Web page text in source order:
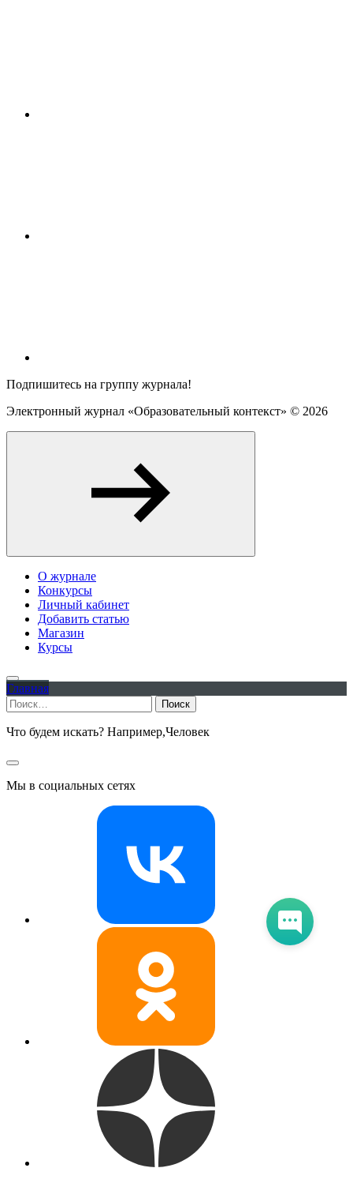
Подпишитесь на группу журнала!
Электронный журнал «Образовательный контекст» © 2026
О журнале
Конкурсы
Личный кабинет
Добавить статью
Магазин
Курсы
Главная
Найти:
Что будем искать? Например,Человек
Мы в социальных сетях